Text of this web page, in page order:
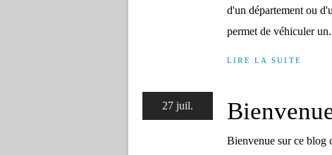
d'un département ou
permet de véhiculer
LIRE LA SUITE
27 juil.
Bienvenue sur ce blog